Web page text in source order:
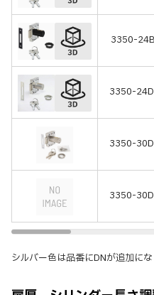
3350-
3350-
3350-
3350-
シルバー色は品番にDNが追加にな